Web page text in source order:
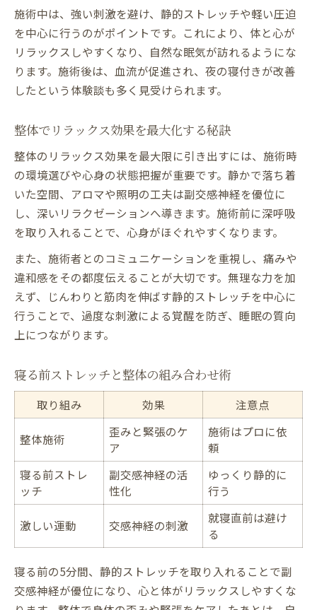
施術中は、強い刺激を避け、静的ストレッチや軽い圧迫
を中心に行うのがポイントです。これにより、体と心が
リラックスしやすくなり、自然な眠気が訪れるようにな
ります。施術後は、血流が促進され、夜の寝付きが改善
したという体験談も多く見受けられます。
整体でリラックス効果を最大化する秘訣
整体のリラックス効果を最大限に引き出すには、施術時
の環境選びや心身の状態把握が重要です。静かで落ち着
いた空間、アロマや照明の工夫は副交感神経を優位に
し、深いリラクゼーションへ導きます。施術前に深呼吸
を取り入れることで、心身がほぐれやすくなります。
また、施術者とのコミュニケーションを重視し、痛みや
違和感をその都度伝えることが大切です。無理な力を加
えず、じんわりと筋肉を伸ばす静的ストレッチを中心に
行うことで、過度な刺激による覚醒を防ぎ、睡眠の質向
上につながります。
寝る前ストレッチと整体の組み合わせ術
取り組み 効果 注意点
整体施術
歪みと緊張のケ
ア
施術はプロに依
頼
寝る前ストレ
ッチ
副交感神経の活
性化
ゆっくり静的に
行う
激しい運動 交感神経の刺激
就寝直前は避け
る
寝る前の5分間、静的ストレッチを取り入れることで副
交感神経が優位になり、心と体がリラックスしやすくな